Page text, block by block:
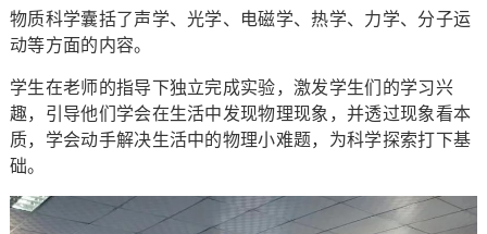
物质科学囊括了声学、光学、电磁学、热学、力学、分子运
动等方面的内容。
学生在老师的指导下独立完成实验，激发学生们的学习兴
趣，引导他们学会在生活中发现物理现象，并透过现象看本
质，学会动手解决生活中的物理小难题，为科学探索打下基
础。